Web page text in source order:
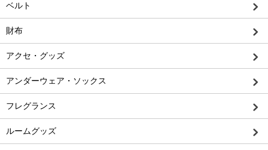
ベルト
財布
アクセ・グッズ
アンダーウェア・ソックス
フレグランス
ルームグッズ